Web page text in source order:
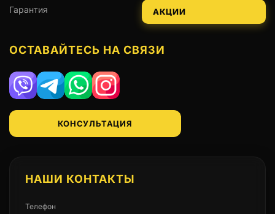
Гарантия АКЦИИ
ОСТАВАЙТЕСЬ НА СВЯЗИ
Viber TelegramWhatsAppInstagram
КОНСУЛЬТАЦИЯ
НАШИ КОНТАКТЫ
Телефон